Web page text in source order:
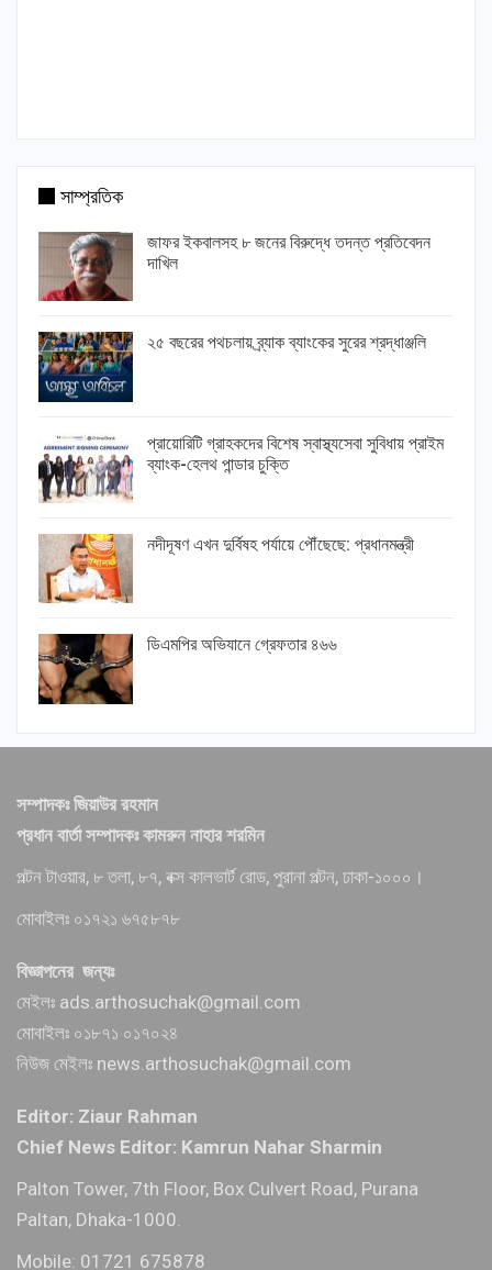
সাম্প্রতিক
জাফর ইকবালসহ ৮ জনের বিরুদ্ধে তদন্ত প্রতিবেদন
দাখিল
২৫ বছরের পথচলায় ব্র্যাক ব্যাংকের সুরের শ্রদ্ধাঞ্জলি
প্রায়োরিটি গ্রাহকদের বিশেষ স্বাস্থ্যসেবা সুবিধায় প্রাইম
ব্যাংক-হেলথ পান্ডার চুক্তি
নদীদূষণ এখন দুর্বিষহ পর্যায়ে পৌঁছেছে: প্রধানমন্ত্রী
ডিএমপির অভিযানে গ্রেফতার ৪৬৬
সম্পাদকঃ জিয়াউর রহমান
প্রধান বার্তা সম্পাদকঃ কামরুন নাহার শরমিন
পল্টন টাওয়ার, ৮ তলা, ৮৭, বক্স কালভার্ট রোড, পুরানা পল্টন, ঢাকা-১০০০।
মোবাইলঃ ০১৭২১ ৬৭৫৮৭৮
বিজ্ঞাপনের জন্যঃ
মেইলঃ ads.arthosuchak@gmail.com
মোবাইলঃ ০১৮৭১ ০১৭০২৪
নিউজ মেইলঃ news.arthosuchak@gmail.com
Editor: Ziaur Rahman
Chief News Editor: Kamrun Nahar Sharmin
Palton Tower, 7th Floor, Box Culvert Road, Purana
Paltan, Dhaka-1000.
Mobile: 01721 675878